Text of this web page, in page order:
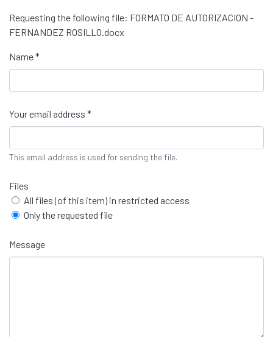
Requesting the following file: FORMATO DE AUTORIZACION -
FERNANDEZ ROSILLO.docx
Name *
Your email address *
This email address is used for sending the file.
Files
All files (of this item) in restricted access
Only the requested file
Message